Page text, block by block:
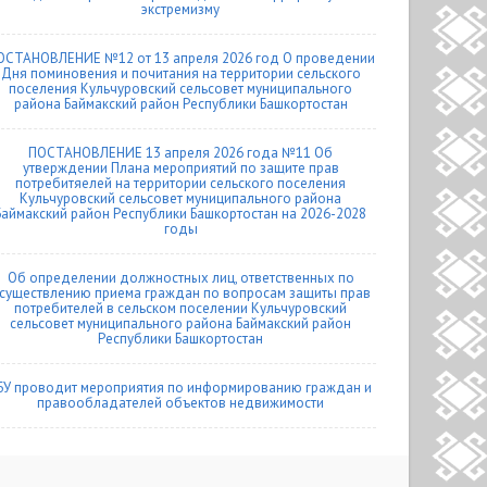
экстремизму
№12 от 13 апреля 2026 год О проведении
Дня поминовения и почитания на территории сельского
поселения Кульчуровский сельсовет муниципального
района Баймакский район Республики Башкортостан
ПОСТАНОВЛЕНИЕ 13 апреля 2026 года №11 Об
утверждении Плана мероприятий по защите прав
потребитяелей на территории сельского поселения
Кульчуровский сельсовет муниципального района
район Республики Башкортостан на 2026-2028
годы
Об определении должностных лиц, ответственных по
приема граждан по вопросам защиты прав
потребителей в сельском поселении Кульчуровский
сельсовет муниципального района Баймакский район
Республики Башкортостан
проводит мероприятия по информированию граждан и
правообладателей объектов недвижимости